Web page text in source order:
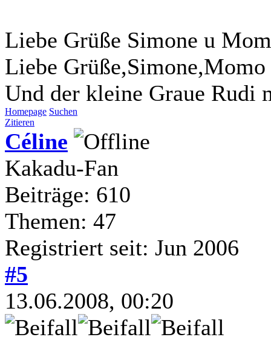
Liebe Grüße Simone u
Liebe
Und der kleine Graue Rudi
Homepage Suchen
Zitieren
Céline
Kakadu-Fan
Beiträge: 610
Themen: 47
Registriert seit: Jun 2006
#5
13.06.2008, 00:20